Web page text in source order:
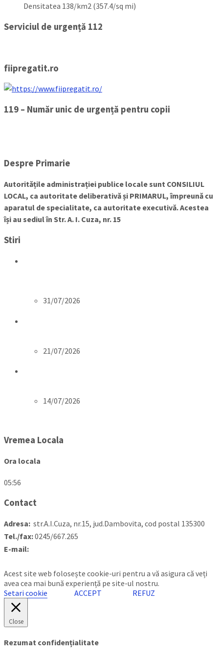
Densitatea 138/km2 (357.4/sq mi)
Serviciul de urgență 112
fiipregatit.ro
119 – Număr unic de urgență pentru copii
Despre Primarie
Autoritățile administrației publice locale sunt CONSILIUL
LOCAL, ca autoritate deliberativă și PRIMARUL, împreună cu
aparatul de specialitate, ca autoritate executivă. Acestea
își au sediul în Str. A. I. Cuza, nr. 15
Stiri
31/07/2026
21/07/2026
14/07/2026
Vremea Locala
Ora locala
05:56
Contact
Adresa: str.A.I.Cuza, nr.15, jud.Dambovita, cod postal 135300
Tel./fax:0245/667.265
E-mail:
Acest site web folosește cookie-uri pentru a vă asigura că veți
avea cea mai bună experiență pe site-ul nostru.
Setari cookie
ACCEPT REFUZ
Close
Rezumat confidențialitate